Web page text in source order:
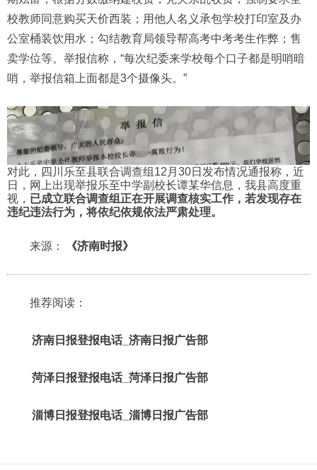
校教师同意购买天价西装；用他人名义承包学校打印室及办
公室桶装饮用水；勾结教育局领导帮高考中考考生作弊；售
卖学位等。举报信称，“每次纪委来学校每个口子都是明哨暗
哨，举报信箱上面都是3个摄像头。”
对此，四川乐至县联合调查组12月30日发布情况通报称，近
日，网上出现举报乐至中学副校长谭某华信息，我县高度重
视， 已成立联合调查组正在开展调查核实工作，若发现存在
违纪违法行为，将依纪依规依法严肃处理。
来源： 《济南时报》
推荐阅读：
济南日报登报电话_济南日报广告部
菏泽日报登报电话_菏泽日报广告部
淄博日报登报电话_淄博日报广告部